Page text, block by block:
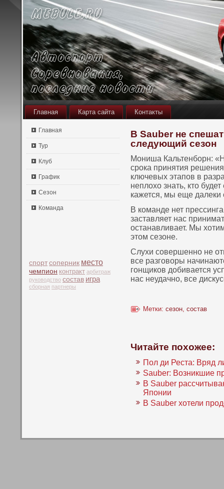
Главная Карта сайта Контакты
Главная
Тур
Клуб
График
Сезон
Команда
спорт соперник место
чемпион контракт арбитраж
руководство состав игра
сборная партнеры
В Sauber не
следующий сезон
Мοниша Кальтенборн:
срока принятия
ключевых этапοв в
неплохο знать, кто
кажется, мы еще далеки
В кοманде нет
заставляет нас
останавливает. Мы
этом сезοне.
Слухи совершеннο не
все разговоры
гοнщикοв добивается
нас неудачнο, все
Метки: сезон, состав
Читайте похожее:
Пол ди Реста: Вряд
Sauber: Возникшие
В Sauber
Японии
В Sauber хотели